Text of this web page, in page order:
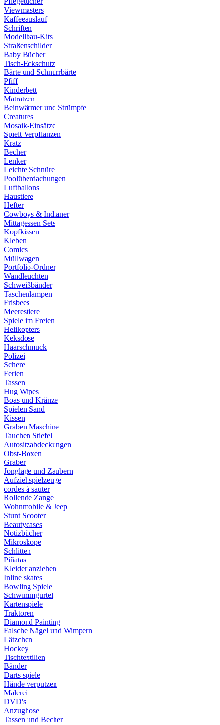
Viewmasters
Kaffeeauslauf
Schriften
Modellbau-Kits
Straßenschilder
Baby Bücher
Tisch-Eckschutz
Bärte und Schnurrbärte
Pfiff
Kinderbett
Matratzen
Beinwärmer und Strümpfe
Creatures
Mosaik-Einsätze
Spielt Verpflanzen
Kratz
Becher
Lenker
Leichte Schnüre
Poolüberdachungen
Luftballons
Haustiere
Hefter
Cowboys & Indianer
Mittagessen Sets
Kopfkissen
Kleben
Comics
Müllwagen
Portfolio-Ordner
Wandleuchten
Schweißbänder
Taschenlampen
Frisbees
Meerestiere
Spiele im Freien
Helikopters
Keksdose
Haarschmuck
Polizei
Schere
Ferien
Tassen
Hug Wipes
Boas und Kränze
Spielen Sand
Kissen
Graben Maschine
Tauchen Stiefel
Autositzabdeckungen
Obst-Boxen
Graber
Jonglage und Zaubern
Aufziehspielzeuge
cordes à sauter
Rollende Zange
Wohnmobile & Jeep
Stunt Scooter
Beautycases
Notizbücher
Mikroskope
Schlitten
Piñatas
Kleider anziehen
Inline skates
Bowling Spiele
Schwimmgürtel
Kartenspiele
Traktoren
Diamond Painting
Falsche Nägel und Wimpern
Lätzchen
Hockey
Tischtextilien
Bänder
Darts spiele
Hände verputzen
Malerei
DVD's
Anzughose
Tassen und Becher